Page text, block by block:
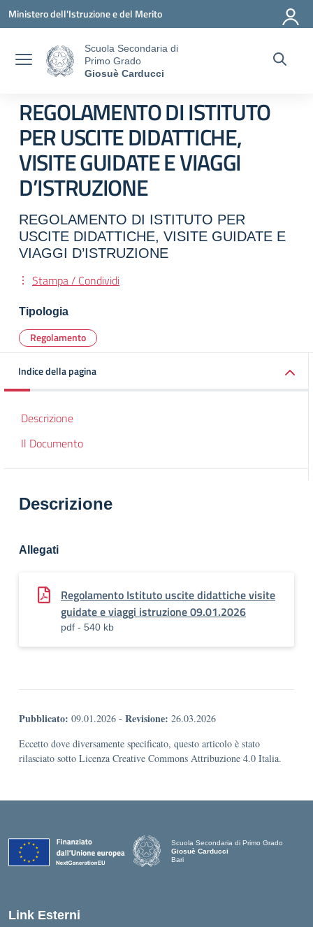
Vai ai contenuti
Vai al menu di navigazione
Vai al footer
Ministero dell'Istruzione e del Merito
Scuola Secondaria di
Primo Grado
Giosuè Carducci
REGOLAMENTO DI ISTITUTO
PER USCITE DIDATTICHE,
VISITE GUIDATE E VIAGGI
D’ISTRUZIONE
REGOLAMENTO DI ISTITUTO PER
USCITE DIDATTICHE, VISITE GUIDATE E
VIAGGI D’ISTRUZIONE
Stampa / Condividi
Tipologia
Regolamento
Indice della pagina
Descrizione
Il Documento
Descrizione
Allegati
Regolamento Istituto uscite didattiche visite
guidate e viaggi istruzione 09.01.2026
pdf - 540 kb
Pubblicato: 09.01.2026 - Revisione: 26.03.2026
Eccetto dove diversamente specificato, questo articolo è stato
rilasciato sotto Licenza Creative Commons Attribuzione 4.0 Italia.
Scuola Secondaria di Primo Grado
Giosuè Carducci
Bari
Link Esterni